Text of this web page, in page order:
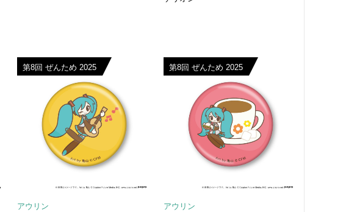
第8回 ぜんため 2025
アウリン
第8回 ぜんため 2025
アウリン